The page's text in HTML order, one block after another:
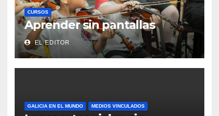
CURSOS
Aprender sin pantallas
EL EDITOR
GALICIA EN EL MUNDO MEDIOS VINCULADOS